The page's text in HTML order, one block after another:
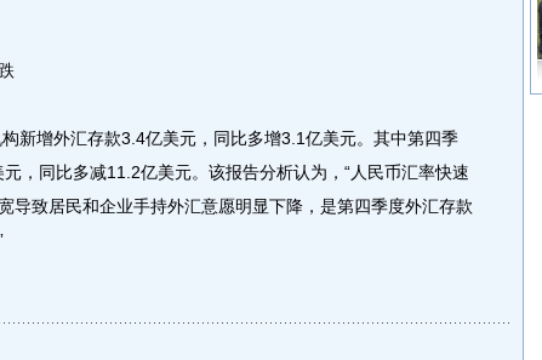
增外汇存款3.4亿美元，同比多增3.1亿美元。其中第四季
，同比多减11.2亿美元。该报告分析认为，“人民币汇率快速
导致居民和企业手持外汇意愿明显下降，是第四季度外汇存款